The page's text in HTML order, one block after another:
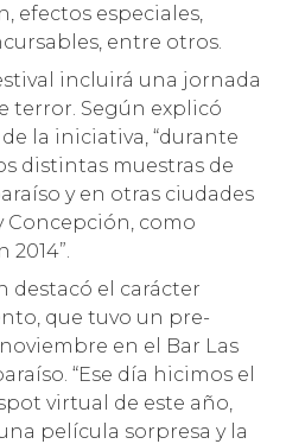
efectos especiales,
entre otros.
incluirá una jornada
terror. Según explicó
la iniciativa, “durante
distintas muestras de
y en otras ciudades
Concepción, como
destacó el carácter
que tuvo un pre-
en el Bar Las
“Ese día hicimos el
virtual de este año,
película sorpresa y la